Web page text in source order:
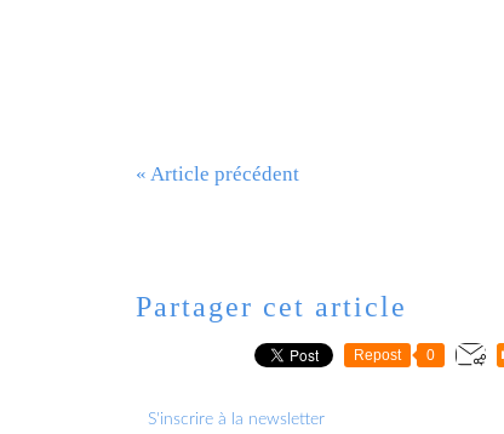
« Article précédent
Partager cet article
Repost 0
S'inscrire à la newsletter